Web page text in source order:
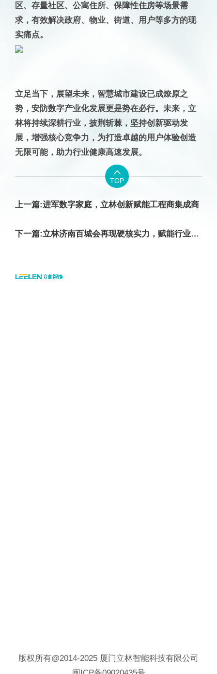
区、存量社区、公寓住所、保障性住房等场景需
求，有效解决政府、物业、街道、用户等多方的现
实痛点。
立足当下，展望未来，智慧城市建设已成燎原之
势，安防数字产业化发展更是势在必行。未来，立
林将持续深耕行业，披荆斩棘，坚持创新驱动发
展，增强核心竞争力，为打造卓越的用户体验创造
无限可能，助力行业健康高速发展。

TOP
上一篇:进军数字家庭，立林创新赋能工程商集成商
下一篇:立林济南百城会再现硬核实力，赋能行业创新发展
版权所有@2014-2025 厦门立林智能科技有限公司